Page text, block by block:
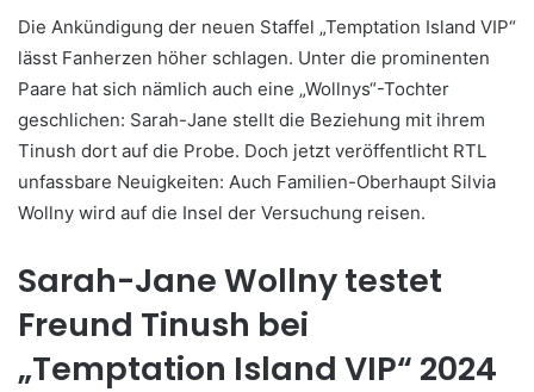
Die Ankündigung der neuen Staffel „Temptation Island VIP“
lässt Fanherzen höher schlagen. Unter die prominenten
Paare hat sich nämlich auch eine „Wollnys“-Tochter
geschlichen: Sarah-Jane stellt die Beziehung mit ihrem
Tinush dort auf die Probe. Doch jetzt veröffentlicht RTL
unfassbare Neuigkeiten: Auch Familien-Oberhaupt Silvia
Wollny wird auf die Insel der Versuchung reisen.
Sarah-Jane Wollny testet
Freund Tinush bei
„Temptation Island VIP“ 2024